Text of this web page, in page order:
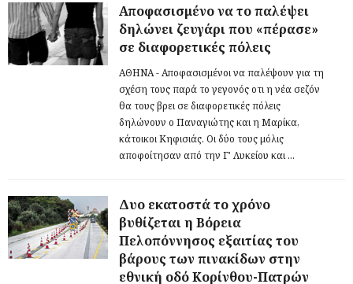
Αποφασισμένο να το παλέψει
δηλώνει ζευγάρι που «πέρασε»
σε διαφορετικές πόλεις
ΑΘΗΝΑ - Αποφασισμένοι να παλέψουν για τη
σχέση τους παρά το γεγονός οτι η νέα σεζόν
θα τους βρει σε διαφορετικές πόλεις
δηλώνουν ο Παναγιώτης και η Μαρίκα,
κάτοικοι Κηφισιάς. Οι δύο τους μόλις
αποφοίτησαν από την Γ' Λυκείου και ...
Δυο εκατοστά το χρόνο
βυθίζεται η Βόρεια
Πελοπόννησος εξαιτίας του
βάρους των πινακίδων στην
εθνική οδό Κορίνθου-Πατρών